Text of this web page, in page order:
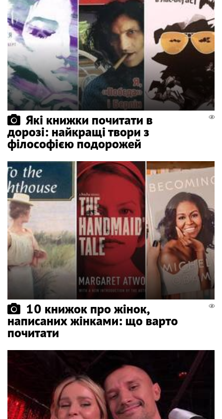
Які книжки почитати в
дорозі: найкращі твори з
філософією подорожей
10 книжок про жінок,
написаних жінками: що варто
почитати